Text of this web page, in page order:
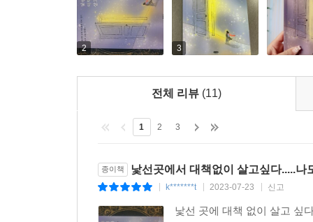
▶ 커피 한잔이 사치였고 행복이었던 달콤 씁쓸한
작가는 단돈 600만 원을 가지고 뉴욕으로 갔다.
나는 지금 여기서 내 삶이 좀 위태롭다고 해서 보
내가 좋아하는 커피를 마시는 것보다 더 근사한
것이다. 그것이 고깟 커피 한잔이라도.
―〈사치, 고깟 커피 한잔〉 중에서
2 3
전체 리뷰 (11)
1 2 3
종이책 낯선곳에서 대책없이 살고싶다.....나
k*******t 2023-07-23 신고
낯선 곳에 대책 없이 살고 싶